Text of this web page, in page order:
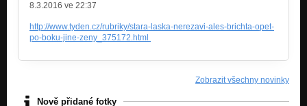
8.3.2016 ve 22:37
http://www.tyden.cz/rubriky/stara-laska-nerezavi-ales-brichta-opet-
po-boku-jine-zeny_375172.html
Zobrazit všechny novinky
Nově přidané fotky